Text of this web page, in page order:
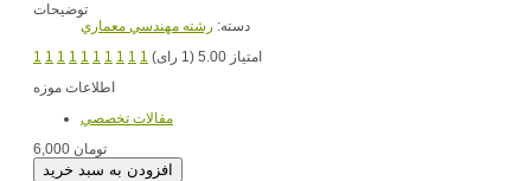
توضیحات
دسته: رشته مهندسي معماري
1 1 1 1 1 1 1 1 1 1
امتیاز 5.00 (1 رای)
مقالات تخصصي
6,000 تومان